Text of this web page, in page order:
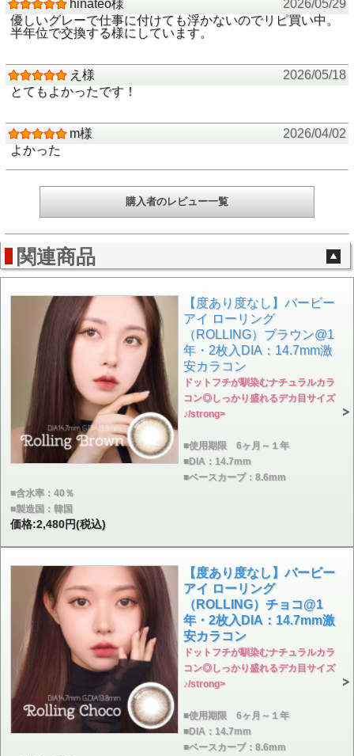
hinateo様
2026/05/29
優しいグレーで仕事に付けても浮かないのでリピ買い中。
半年位で交換する様にしています。
え様
2026/05/18
とてもよかったです！
m様
2026/04/02
よかった
購入者のレビュー一覧
関連商品
【度あり度なし】バービー
アイ ローリング
（ROLLING）ブラウン@1
年・2枚入DIA：14.7mm激
安カラコン
ドットフチが馴染むナチュラルカラ
コン◎しっかり盛れるデカ目サイズ
♪/strong>
■使用期限 6ヶ月～１年
■DIA：14.7mm
■ベースカーブ：8.6mm
■含水率：40％
■製造国：韓国
価格:2,480円(税込)
【度あり度なし】バービー
アイ ローリング
（ROLLING）チョコ@1
年・2枚入DIA：14.7mm激
安カラコン
ドットフチが馴染むナチュラルカラ
コン◎しっかり盛れるデカ目サイズ
♪/strong>
■使用期限 6ヶ月～１年
■DIA：14.7mm
■ベースカーブ：8.6mm